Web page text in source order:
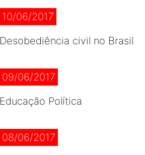
10/06/2017
Desobediência civil no Brasil
09/06/2017
Educação Política
08/06/2017